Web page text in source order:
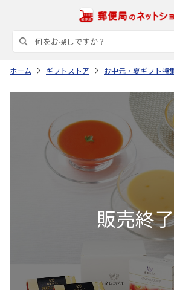
ホーム ギフトストア お中元・夏ギフト特